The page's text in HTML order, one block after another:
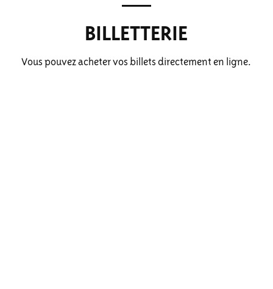
BILLETTERIE
Vous pouvez acheter vos billets directement en ligne.